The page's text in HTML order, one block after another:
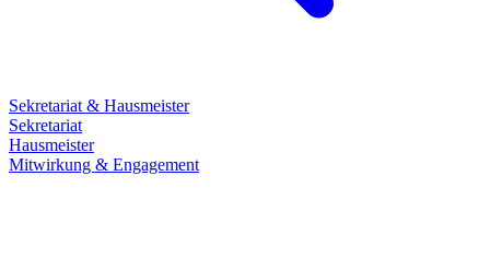
Sekretariat & Hausmeister
Sekretariat
Hausmeister
Mitwirkung & Engagement